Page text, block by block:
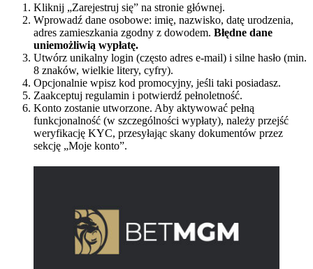
Kliknij „Zarejestruj się” na stronie głównej.
Wprowadź dane osobowe: imię, nazwisko, datę urodzenia,
adres zamieszkania zgodny z dowodem. Błędne dane
uniemożliwią wypłatę.
Utwórz unikalny login (często adres e-mail) i silne hasło (min.
8 znaków, wielkie litery, cyfry).
Opcjonalnie wpisz kod promocyjny, jeśli taki posiadasz.
Zaakceptuj regulamin i potwierdź pełnoletność.
Konto zostanie utworzone. Aby aktywować pełną
funkcjonalność (w szczególności wypłaty), należy przejść
weryfikację KYC, przesyłając skany dokumentów przez
sekcję „Moje konto”.